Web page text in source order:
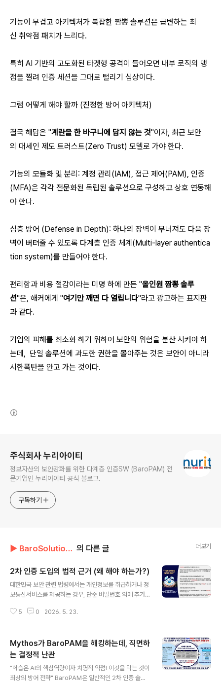
기능이 무겁고 아키텍처가 복잡한 짬뽕 솔루션은 급변하는 최
신 취약점 패치가 느리다.
특히 AI 기반의 고도화된 타겟형 공격이 들어오면 내부 로직의 맹
점을 찔려 인증 세션을 그대로 털리기 십상이다.
그럼 어떻게 해야 할까 (진정한 방어 아키텍처)
결국 해답은 "계란을 한 바구니에 담지 않는 것"이자, 최근 보안
의 대세인 제도 트러스트(Zero Trust) 모델로 가야 한다.
기능의 모듈화 및 분리: 계정 관리(IAM), 접근 제어(PAM), 인증
(MFA)은 각각 전문화된 독립된 솔루션으로 구성하고 상호 연동해
야 한다.
심층 방어 (Defense in Depth): 하나의 장벽이 무너져도 다음 장
벽이 버텨줄 수 있도록 다계층 인증 체계(Multi-layer authentica
tion system)를 만들어야 한다.
편리함과 비용 절감이라는 미명 하에 만든 "올인원 짬뽕 솔루
션"은, 해커에게 "여기만 깨면 다 열립니다"라고 광고하는 표지판
과 같다.
기업의 피해를 최소화 하기 위하여 보안의 위험을 분산 시켜야 하
는데, 단일 솔루션에 과도한 권한을 몰아주는 것은 보안이 아니라
시한폭탄을 안고 가는 것이다.
주식회사 누리아이티
정보자산의 보안강화를 위한 다계층 인증SW (BaroPAM) 전
문기업인 누리아이티 공식 블로그.
구독하기
▶ BaroSolution/기술문서 의 다른 글 더보기
2차 인증 도입의 법적 근거 (왜 해야 하는가?)
대한민국 보안 관련 법령에서는 개인정보를 취급하거나 정
보통신서비스를 제공하는 경우, 단순 비밀번호 외에 추가
보호법 (개인정보의 안전성 확보조치 기준) 제6조(접근통
서, 생체인식 등)"을 적용해야 함을 규정하고 있다. 특히 관
리자 계정이나 외부망을 통한 접속 시에는 2차 인증이 필
수다. ② 정보통신망법 및 전자금융거래법 금융권 및 주요 I
CT 기업: 전자금융거래 시 사고 예방을 위해 '이중인증' 배
5 0 2026. 5. 23.
Mythos가 BaroPAM을 해킹하는데, 직면하
는 결정적 난관
"학습은 AI의 핵심역량이자 치명적 약점! 이것을 막는 것이
최상의 방어 전략" BaroPAM은 일반적인 2차 인증 솔루